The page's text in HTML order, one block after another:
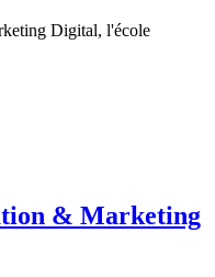
Digital, l'école
& Marketing